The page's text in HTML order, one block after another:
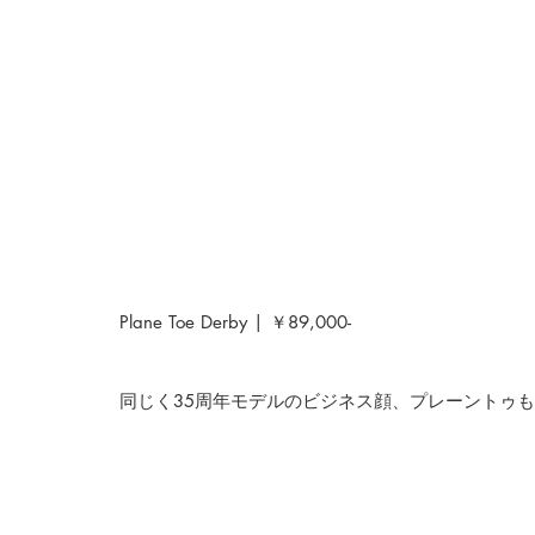
Plane Toe Derby | ￥89,000-
同じく35周年モデルのビジネス顔、プレーントゥ